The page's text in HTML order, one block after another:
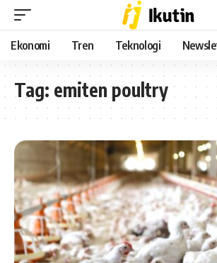
Ekonomi Tren Teknologi
Tag: emiten poultry